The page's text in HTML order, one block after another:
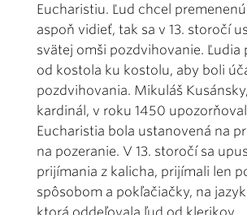
Eucharistiu. Ľud chcel
aspoň vidieť, tak sa v 13. storočí
svätej omši pozdvihovanie. Ľudia
od kostola ku kostolu, aby boli
pozdvihovania. Mikuláš
kardinál, v roku 1450
Eucharistia bola ustanovená na
na pozeranie. V 13. storočí sa
prijímania z kalicha, prijímali len
spôsobom a pokľačiačky, na